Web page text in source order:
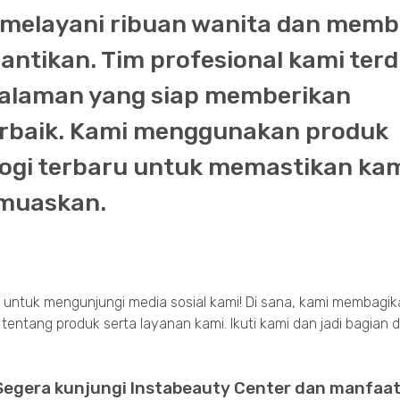
ribuan wanita dan
Tim profesional kami
yang siap memberikan
Kami menggunakan produk
terbaru untuk memastikan
mengunjungi media sosial kami! Di sana, kami
produk serta layanan kami. Ikuti kami dan jadi bagian
kunjungi Instabeauty Center dan